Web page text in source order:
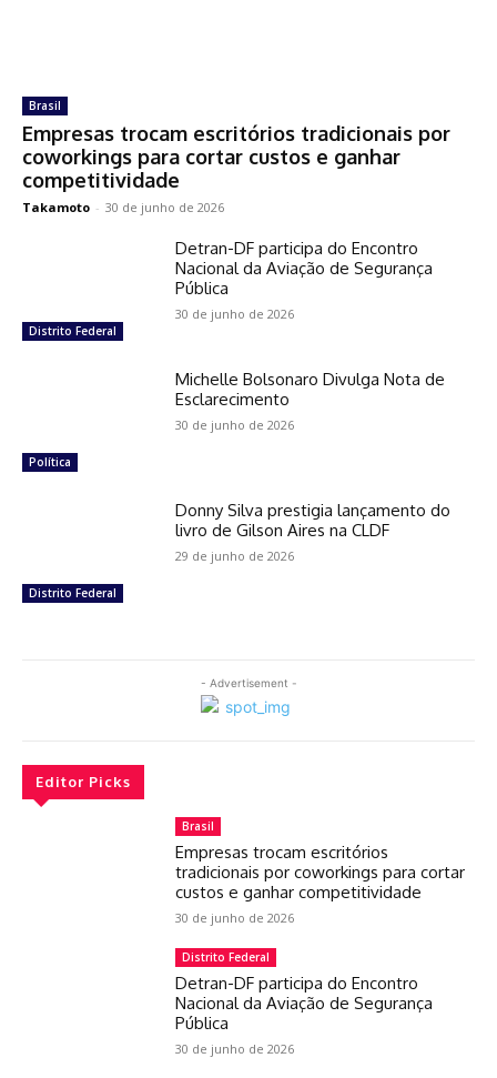
Brasil
Empresas trocam escritórios tradicionais por
coworkings para cortar custos e ganhar
competitividade
Takamoto - 30 de junho de 2026
Distrito Federal
Detran-DF participa do Encontro
Nacional da Aviação de Segurança
Pública
30 de junho de 2026
Política
Michelle Bolsonaro Divulga Nota de
Esclarecimento
30 de junho de 2026
Distrito Federal
Donny Silva prestigia lançamento do
livro de Gilson Aires na CLDF
29 de junho de 2026
- Advertisement -
Editor Picks
Brasil
Empresas trocam escritórios
tradicionais por coworkings para cortar
custos e ganhar competitividade
30 de junho de 2026
Distrito Federal
Detran-DF participa do Encontro
Nacional da Aviação de Segurança
Pública
30 de junho de 2026